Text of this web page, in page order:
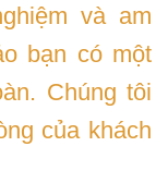
và am
bạn có một
Chúng tôi
của khách